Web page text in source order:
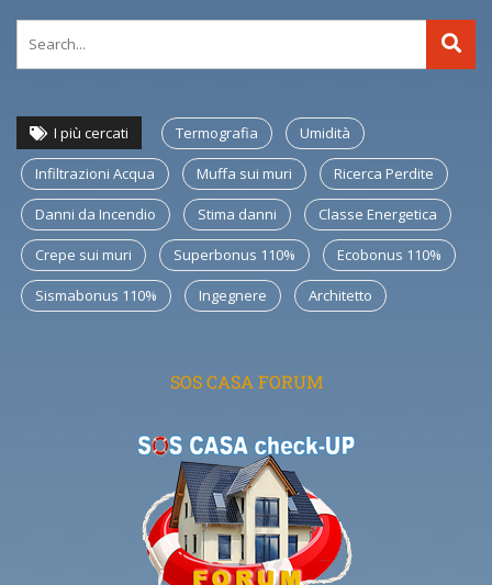
I più cercati Termografia Umidità
Infiltrazioni Acqua Muffa sui muri Ricerca Perdite
Danni da Incendio Stima danni Classe Energetica
Crepe sui muri Superbonus 110% Ecobonus 110%
Sismabonus 110% Ingegnere Architetto
SOS CASA FORUM